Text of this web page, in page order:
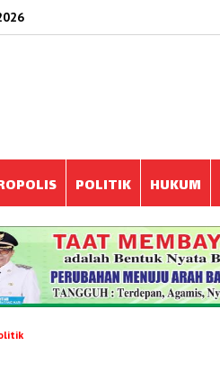
POLITIK HUKUM